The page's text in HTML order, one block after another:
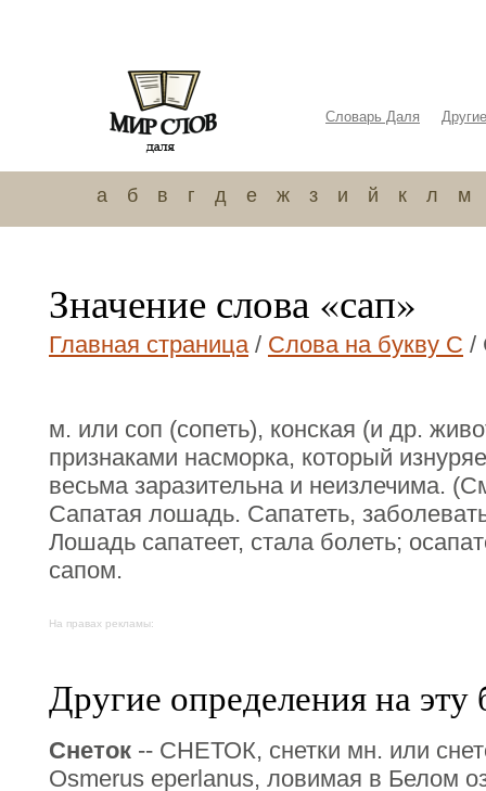
Словарь Даля
а б в г д е ж з и й к л м
Значение слова «сап»
Главная страница/ Слова на букву С /
м. или соп (сопеть), конская (и др.
признаками насморка, который
весьма заразительна и неизлечима.
Сапатая лошадь. Сапатеть,
Лошадь сапатеет, стала болеть;
сапом.
На правах рекламы:
Другие определения на эту
Снеток -- СНЕТОК, снетки мн. или
Оsmerus eperlanus, ловимая в Белом